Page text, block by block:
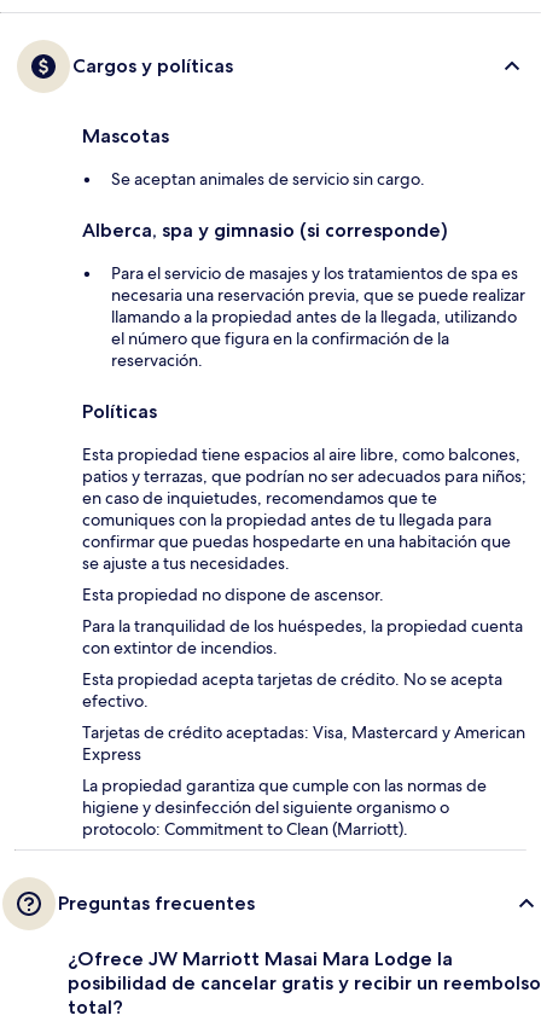
Cargos y políticas
Mascotas
Se aceptan animales de servicio sin cargo.
Alberca, spa y gimnasio (si corresponde)
Para el servicio de masajes y los tratamientos de spa es
necesaria una reservación previa, que se puede realizar
llamando a la propiedad antes de la llegada, utilizando
el número que figura en la confirmación de la
reservación.
Políticas
Esta propiedad tiene espacios al aire libre, como balcones,
patios y terrazas, que podrían no ser adecuados para niños;
en caso de inquietudes, recomendamos que te
comuniques con la propiedad antes de tu llegada para
confirmar que puedas hospedarte en una habitación que
se ajuste a tus necesidades.
Esta propiedad no dispone de ascensor.
Para la tranquilidad de los huéspedes, la propiedad cuenta
con extintor de incendios.
Esta propiedad acepta tarjetas de crédito. No se acepta
efectivo.
Tarjetas de crédito aceptadas: Visa, Mastercard y American
Express
La propiedad garantiza que cumple con las normas de
higiene y desinfección del siguiente organismo o
protocolo: Commitment to Clean (Marriott).
Preguntas frecuentes
¿Ofrece JW Marriott Masai Mara Lodge la
posibilidad de cancelar gratis y recibir un reembolso
total?